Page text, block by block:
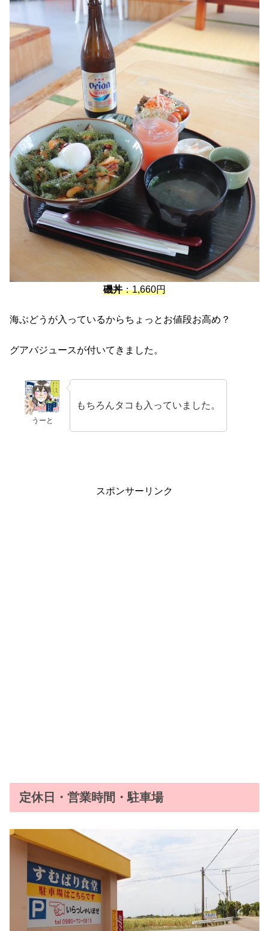
磯丼：1,660円
海ぶどうが入っているからちょっとお値段お高め？
グアバジュースが付いてきました。
うーと
もちろんタコも入っていました。
スポンサーリンク
定休日・営業時間・駐車場